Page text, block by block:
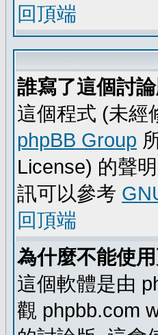
回頂端
誰寫了這個討
這個程式 (未經
phpBB Group
License) 的聲
訊可以參考
回頂端
為什麼不能使
這個軟體是由
觀 phpbb.com